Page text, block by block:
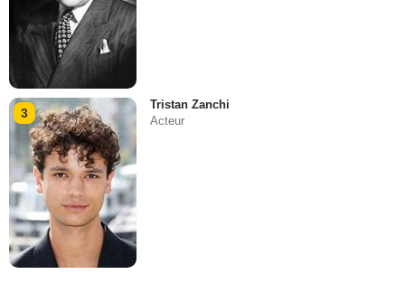
3
Tristan Zanchi
Acteur